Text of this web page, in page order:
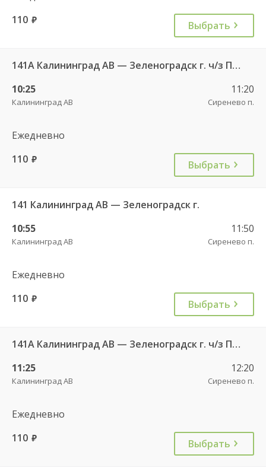
110 руб. Выбрать
141А Калининград АВ — Зеленоградск г. ч/з Петрово п.
10:25
Калининград АВ
11:20
Сиренево п.
Ежедневно
110 руб. Выбрать
141 Калининград АВ — Зеленоградск г.
10:55
Калининград АВ
11:50
Сиренево п.
Ежедневно
110 руб. Выбрать
141А Калининград АВ — Зеленоградск г. ч/з Петрово п.
11:25
Калининград АВ
12:20
Сиренево п.
Ежедневно
110 руб. Выбрать